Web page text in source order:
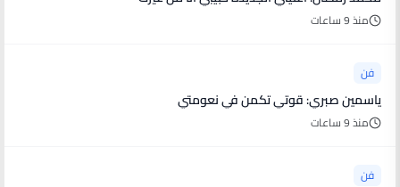
منذ 9 ساعات
فن
ياسمين صبري: قوتي تكمن في نعومتي
منذ 9 ساعات
فن